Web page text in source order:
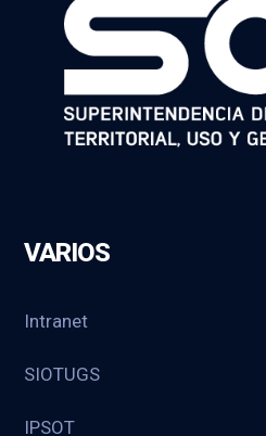
VARIOS
Intranet
SIOTUGS
IPSOT